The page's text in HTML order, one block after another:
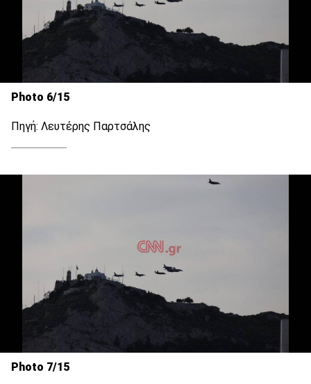
Photo 6/15
Πηγή: Λευτέρης Παρτσάλης
Photo 7/15